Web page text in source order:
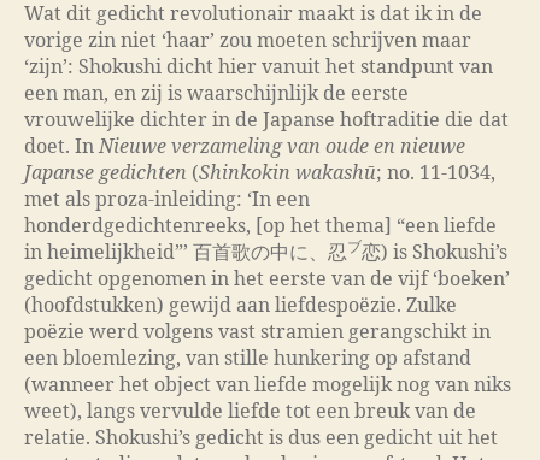
Wat dit gedicht revolutionair maakt is dat ik in de
vorige zin niet ‘haar’ zou moeten schrijven maar
‘zijn’: Shokushi dicht hier vanuit het standpunt van
een man, en zij is waarschijnlijk de eerste
vrouwelijke dichter in de Japanse hoftraditie die dat
doet. InNieuwe verzameling van oude en nieuwe
Japanse gedichten (Shinkokin wakashū; no. 11-1034,
met als proza-inleiding: ‘In een
honderdgedichtenreeks, [op het thema] “een liefde
in heimelijkheid”’ 百首歌の中に、忍ブ恋) is Shokushi’s
gedicht opgenomen in het eerste van de vijf ‘boeken’
(hoofdstukken) gewijd aan liefdespoëzie. Zulke
poëzie werd volgens vast stramien gerangschikt in
een bloemlezing, van stille hunkering op afstand
(wanneer het object van liefde mogelijk nog van niks
weet), langs vervulde liefde tot een breuk van de
relatie. Shokushi’s gedicht is dus een gedicht uit het